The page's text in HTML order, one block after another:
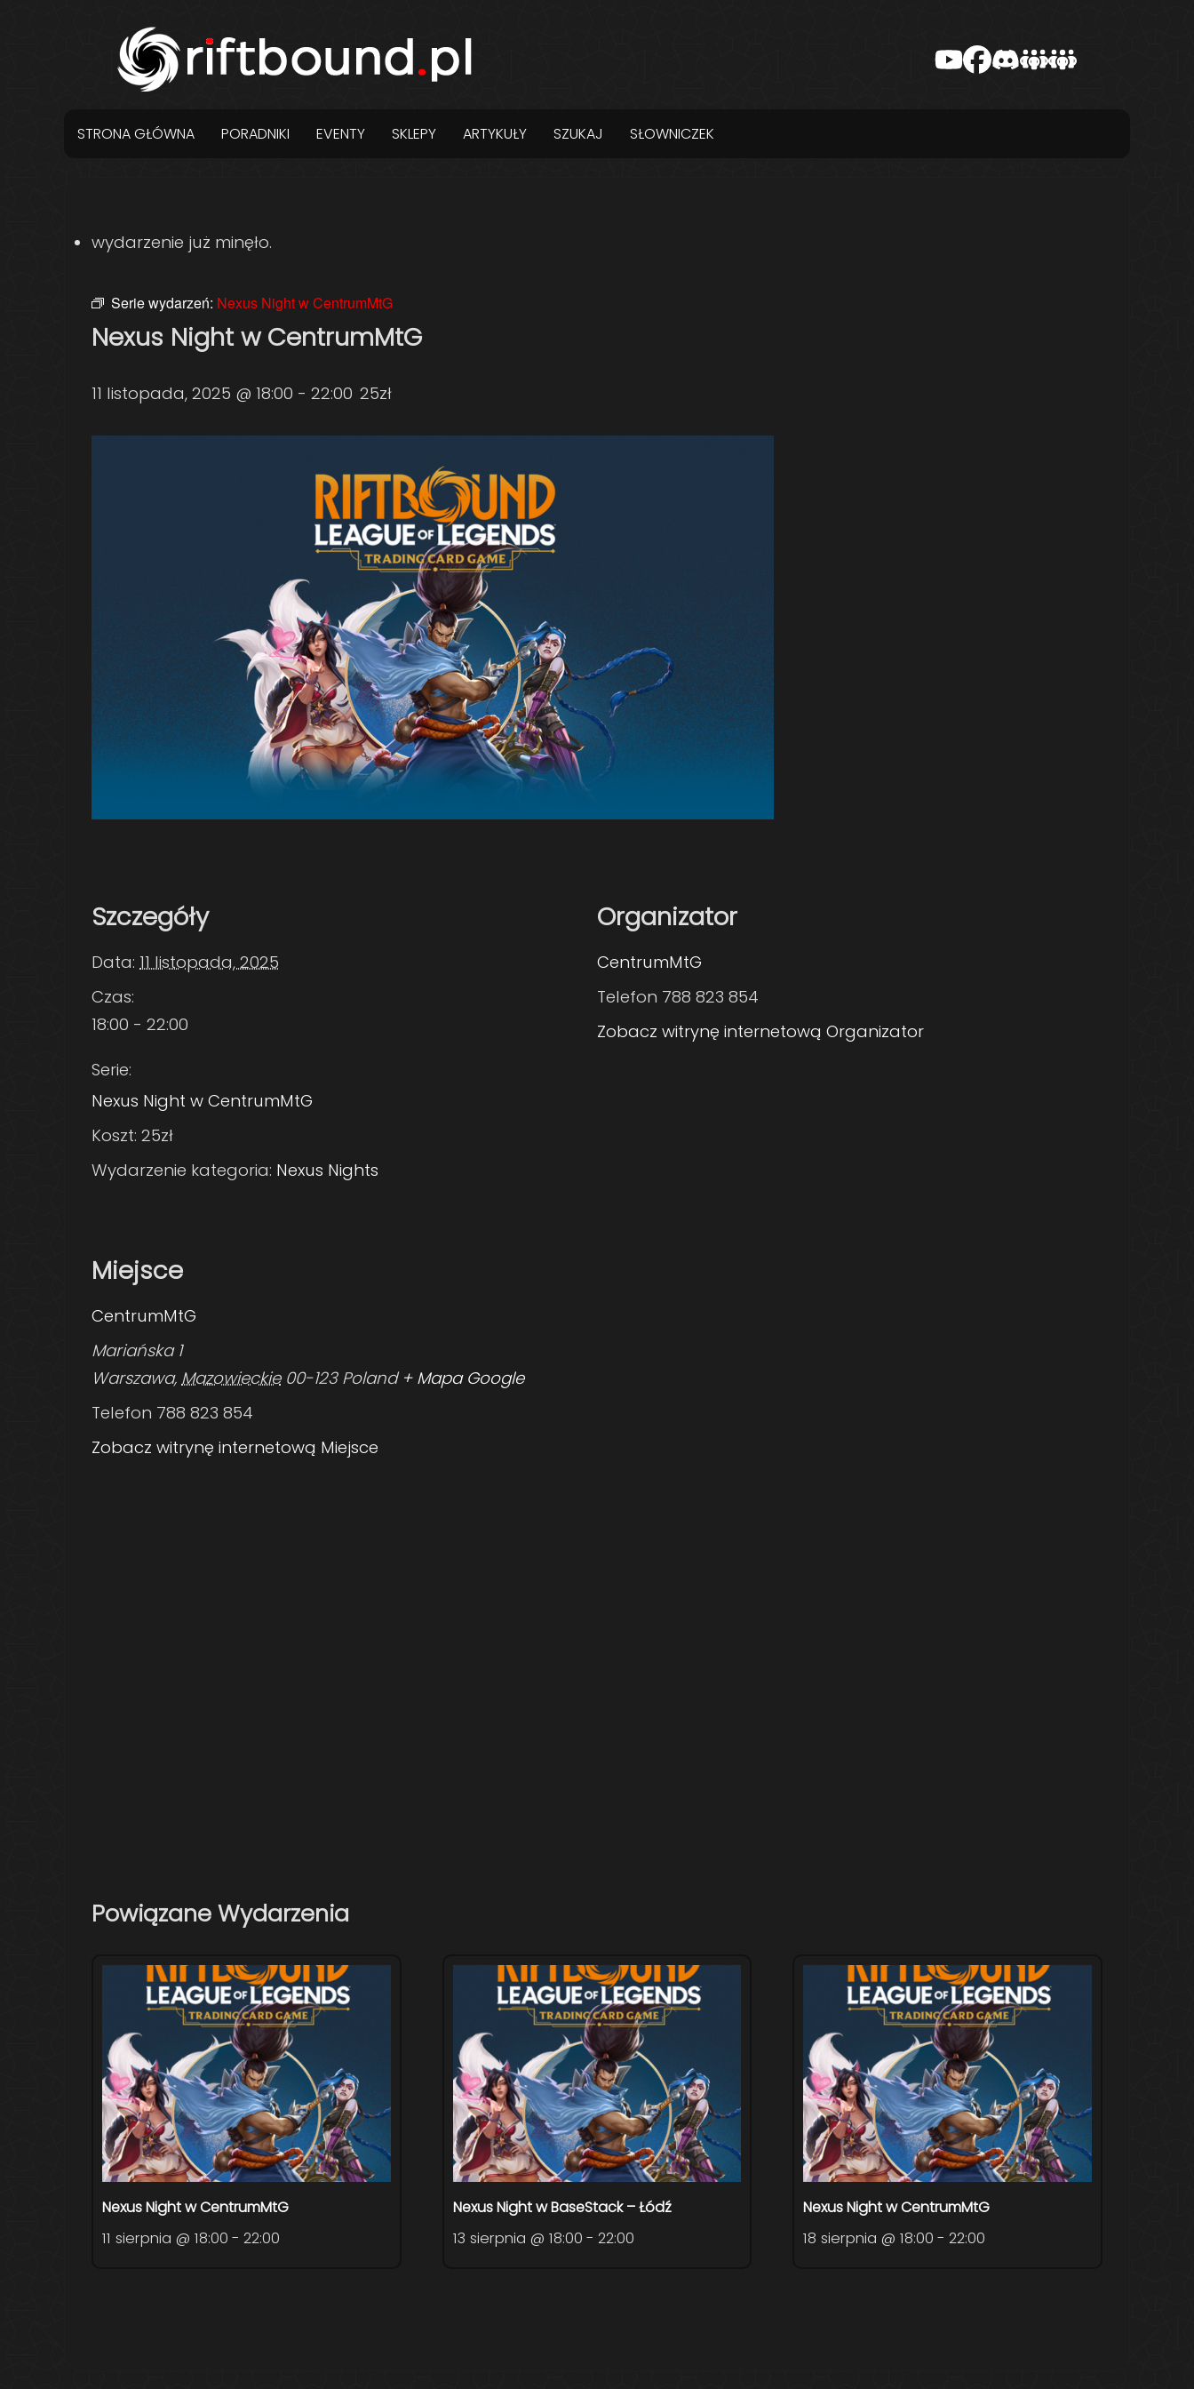
STRONA GŁÓWNA PORADNIKI EVENTY SKLEPY ARTYKUŁY SZUKAJ SŁOWNICZEK
wydarzenie już minęło.
Serie wydarzeń: Nexus Night w CentrumMtG
Nexus Night w CentrumMtG
11 listopada, 2025 @ 18:00 - 22:00 25zł
Szczegóły
Data: 11 listopada, 2025
Czas:
18:00 - 22:00
Serie:
Nexus Night w CentrumMtG
Koszt: 25zł
Wydarzenie kategoria: Nexus Nights
Organizator
CentrumMtG
Telefon 788 823 854
Zobacz witrynę internetową Organizator
Miejsce
CentrumMtG
Mariańska 1
Warszawa, Mazowieckie 00-123 Poland + Mapa Google
Telefon 788 823 854
Zobacz witrynę internetową Miejsce
Powiązane Wydarzenia
Nexus Night w CentrumMtG
11 sierpnia @ 18:00 - 22:00
Nexus Night w BaseStack – Łódź
13 sierpnia @ 18:00 - 22:00
Nexus Night w CentrumMtG
18 sierpnia @ 18:00 - 22:00